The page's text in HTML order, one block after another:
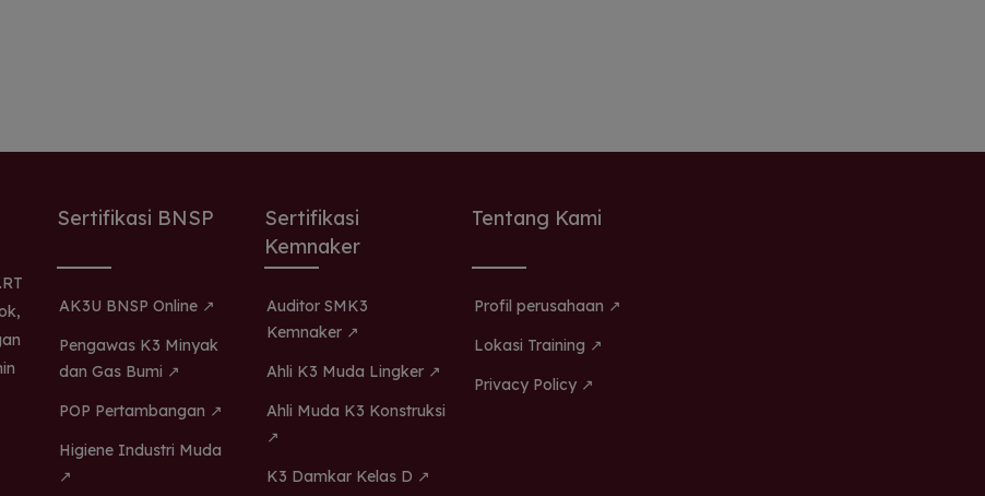
Sertifikasi BNSP
AK3U BNSP Online ↗
Pengawas K3 Minyak
dan Gas Bumi ↗
POP Pertambangan ↗
Higiene Industri Muda
↗
Sertifikasi
Kemnaker
Auditor SMK3
Kemnaker ↗
Ahli K3 Muda Lingker ↗
Ahli Muda K3 Konstruksi
↗
K3 Damkar Kelas D ↗
Tentang Kami
Profil perusahaan ↗
Lokasi Training ↗
Privacy Policy ↗